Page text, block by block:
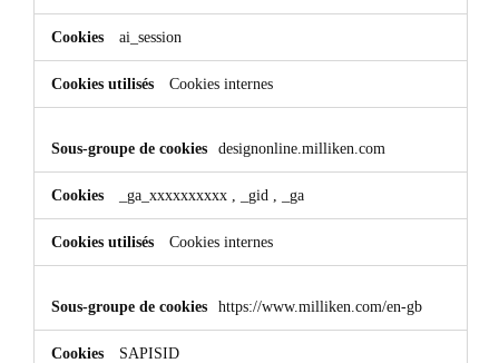
ai_session
Cookies internes
designonline.milliken.com
_ga_xxxxxxxxxx _gid _ga
Cookies internes
https://www.milliken.com/en-gb
SAPISID